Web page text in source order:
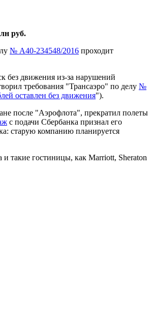
руб.
№ А40-234548/2016 проходит
без движения из-за нарушений
требования "Трансаэро" по делу №
оставлен без движения").
после "Аэрофлота", прекратил полеты
с подачи Сбербанка признал его
старую компанию планируется
такие гостиницы, как Marriott, Sheraton